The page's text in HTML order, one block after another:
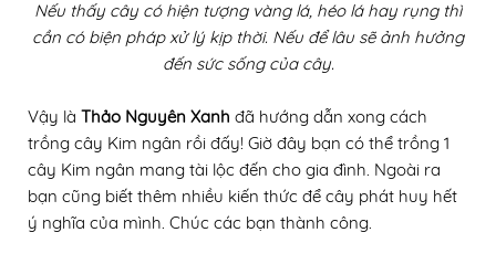
Nếu thấy cây có hiện tượng vàng lá, héo lá hay rụng thì
cần có biện pháp xử lý kịp thời. Nếu để lâu sẽ ảnh hưởng
đến sức sống của cây.
Vậy là Thảo Nguyên Xanh đã hướng dẫn xong cách
trồng cây Kim ngân rồi đấy! Giờ đây bạn có thể trồng 1
cây Kim ngân mang tài lộc đến cho gia đình. Ngoài ra
bạn cũng biết thêm nhiều kiến thức để cây phát huy hết
ý nghĩa của mình. Chúc các bạn thành công.